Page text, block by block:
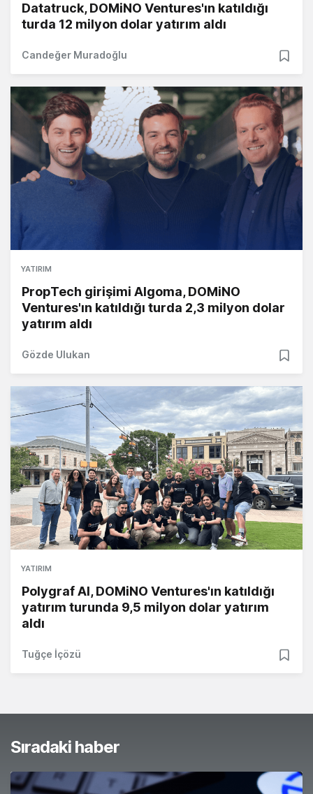
Datatruck, DOMiNO Ventures'ın katıldığı
turda 12 milyon dolar yatırım aldı
Candeğer Muradoğlu
YATIRIM
PropTech girişimi Algoma, DOMiNO
Ventures'ın katıldığı turda 2,3 milyon dolar
yatırım aldı
Gözde Ulukan
YATIRIM
Polygraf AI, DOMiNO Ventures'ın katıldığı
yatırım turunda 9,5 milyon dolar yatırım
aldı
Tuğçe İçözü
Sıradaki haber